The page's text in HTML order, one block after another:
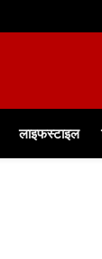
लाइफस्टाइल